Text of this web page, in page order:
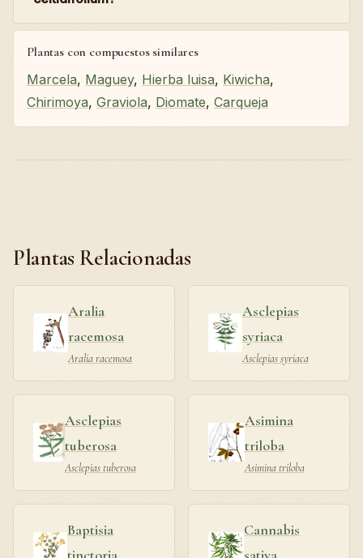
Plantas con compuestos similares
Marcela, Maguey, Hierba luisa, Kiwicha,
Chirimoya, Graviola, Diomate, Carqueja
Plantas Relacionadas
Aralia
racemosa
Aralia racemosa
Asclepias
syriaca
Asclepias syriaca
Asclepias
tuberosa
Asclepias tuberosa
Asimina
triloba
Asimina triloba
Baptisia
Cannabis